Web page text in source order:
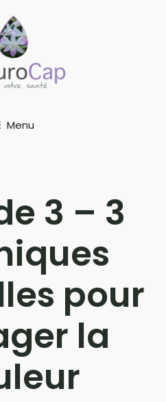
Menu
3 – 3
pour
la